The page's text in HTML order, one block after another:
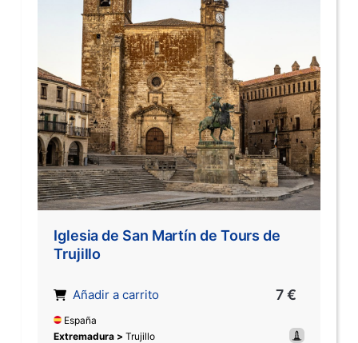
Iglesia de San Martín de Tours de
Trujillo
Añadir a carrito 7 €
España
Extremadura > Trujillo